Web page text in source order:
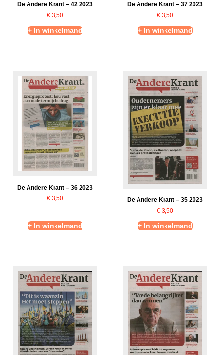
De Andere Krant – 42 2023
€ 3,50
+ In winkelmand
De Andere Krant – 37 2023
€ 3,50
+ In winkelmand
De Andere Krant – 36 2023
€ 3,50
+ In winkelmand
De Andere Krant – 35 2023
€ 3,50
+ In winkelmand